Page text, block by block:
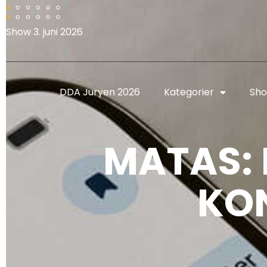
Show 3. juni 2026
DDA Juryen 2026 Kategorier
MATAS: